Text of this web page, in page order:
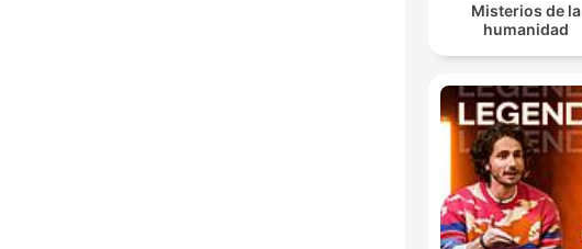
Misterios de la
humanidad